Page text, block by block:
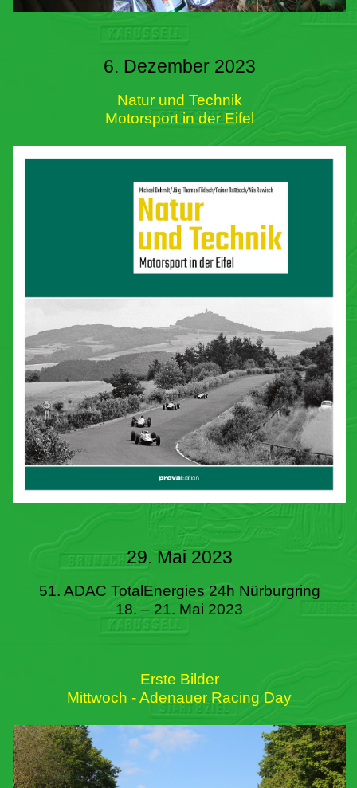
6. Dezember 2023
Natur und Technik
Motorsport in der Eifel
29. Mai 2023
51. ADAC TotalEnergies 24h Nürburgring
18. – 21. Mai 2023
Erste Bilder
Mittwoch - Adenauer Racing Day